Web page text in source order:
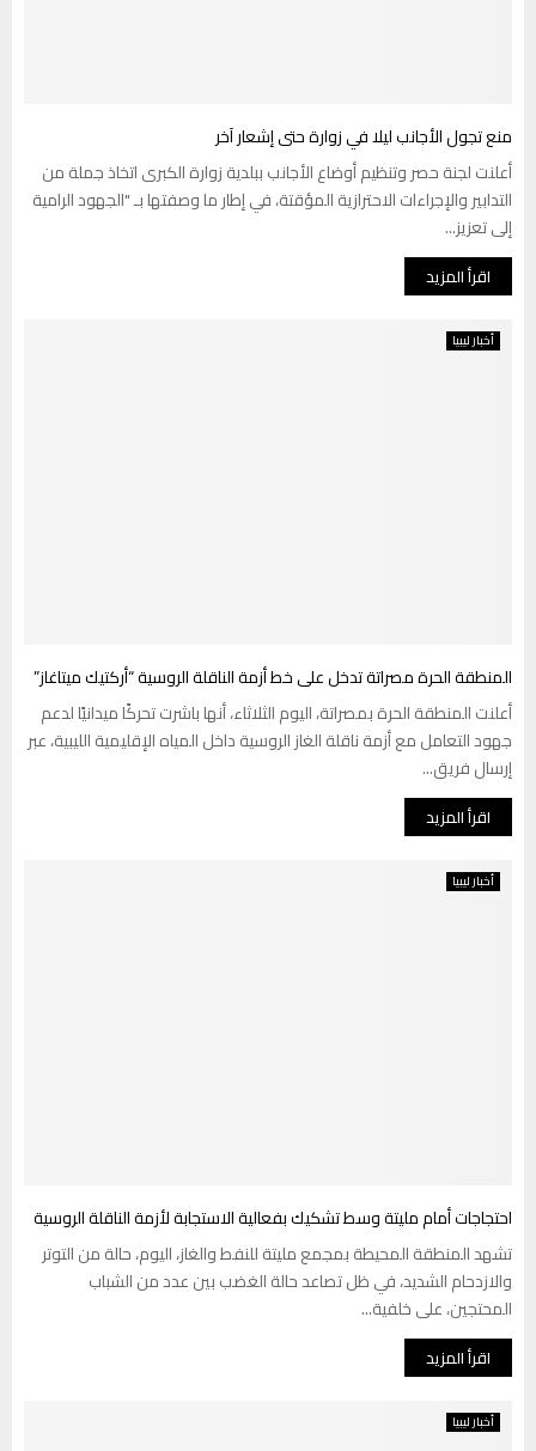
منع تجول الأجانب ليلا في زوارة حتى إشعار آخر
أعلنت لجنة حصر وتنظيم أوضاع الأجانب ببلدية زوارة الكبرى اتخاذ جملة من
التدابير والإجراءات الاحترازية المؤقتة، في إطار ما وصفتها بـ "الجهود الرامية
إلى تعزيز...
اقرأ المزيد
أخبار ليبيا
المنطقة الحرة مصراتة تدخل على خط أزمة الناقلة الروسية “أركتيك ميتاغاز”
أعلنت المنطقة الحرة بمصراتة، اليوم الثلاثاء، أنها باشرت تحركًا ميدانيًا لدعم
جهود التعامل مع أزمة ناقلة الغاز الروسية داخل المياه الإقليمية الليبية، عبر
إرسال فريق...
اقرأ المزيد
أخبار ليبيا
احتجاجات أمام مليتة وسط تشكيك بفعالية الاستجابة لأزمة الناقلة الروسية
تشهد المنطقة المحيطة بمجمع مليتة للنفط والغاز، اليوم، حالة من التوتر
والازدحام الشديد، في ظل تصاعد حالة الغضب بين عدد من الشباب
المحتجين، على خلفية...
اقرأ المزيد
أخبار ليبيا